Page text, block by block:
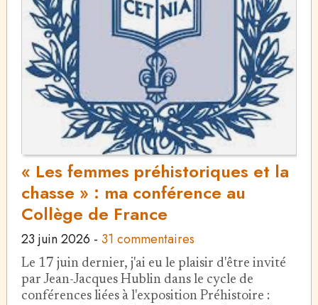
« Les femmes préhistoriques et la
chasse » : ma conférence au
Collège de France
23 juin 2026 - 31 commentaires
Le 17 juin dernier, j'ai eu le plaisir d'être invité
par Jean-Jacques Hublin dans le cycle de
conférences liées à l'exposition Préhistoire :